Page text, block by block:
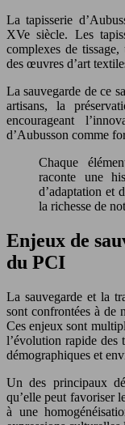
La tapisserie
XVe siècle. Les
complexes de
des œuvres d’art
La sauvegarde de ce
artisans, la
encourageant
d’Aubusson comme
Chaque
raconte une
d’adaptation et
la richesse de
Enjeux de
du PCI
La sauvegarde et la
sont confrontées à de
Ces enjeux sont
l’évolution rapide des
démographiques et
Un des principaux
qu’elle peut favoriser
à une